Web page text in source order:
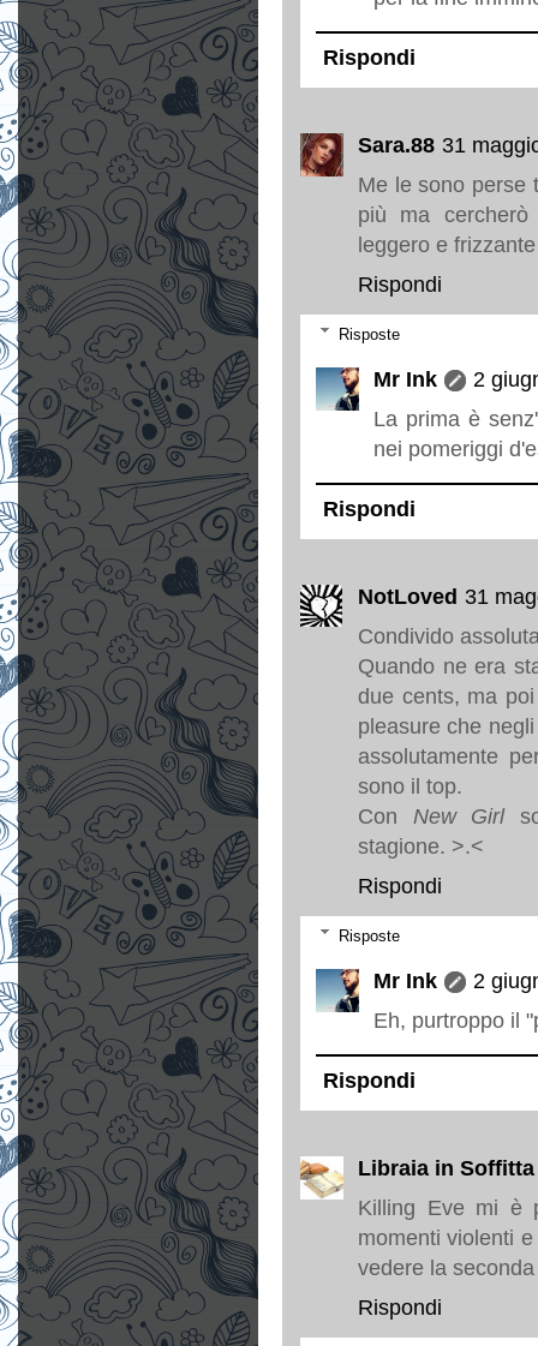
Rispondi
Sara.88 31
Me le sono perse
più ma
leggero e
Rispondi
Risposte
Mr Ink
2
La prima è
nei pomeriggi
Rispondi
NotLoved 31
Condivido
Quando ne era
due cents, ma
pleasure che
assolutamente
sono il top.
Con New Girl
stagione. >.<
Rispondi
Risposte
Mr Ink
2
Eh, purtroppo il
Rispondi
Libraia in Soffitta
Killing Eve mi è
momenti violenti
vedere la
Rispondi